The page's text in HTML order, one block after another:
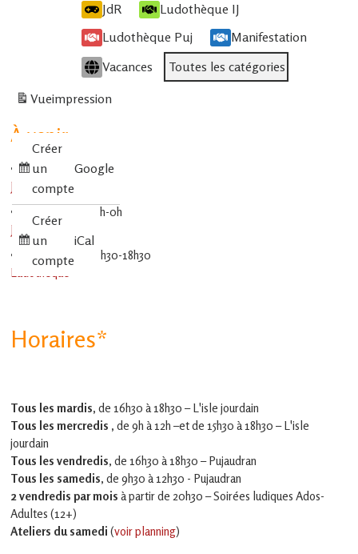
JdR
Ludothèque IJ
Ludothèque Puj
Manifestation
Vacances
Toutes les catégories
Créer
un
compte
Google
Créer
un
compte
iCal
Vueimpression
À venir
• 15 août 202615h-0h
JdR
•
15h-0h
JdR
•
25 août 2026
16h30-18h30
Ludothèque
Horaires*
Tous les mardis,de 16h30 à 18h30 – L'isle jourdain
Tous les mercredis , de 9h à 12h –etde 15h30 à 18h30 – L'isle
jourdain
Tous les vendredis, de 16h30 à 18h30 – Pujaudran
Tous les samedis, de 9h30 à 12h30 - Pujaudran
2 vendredis par mois à partir de 20h30 – Soirées ludiques Ados-
Adultes (12+)
Ateliers du samedi (voir planning)